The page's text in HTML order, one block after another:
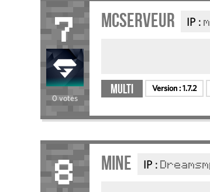
7
0 votes
mcserveur IP :
Multi Version :1.7.2
8 Mine IP :